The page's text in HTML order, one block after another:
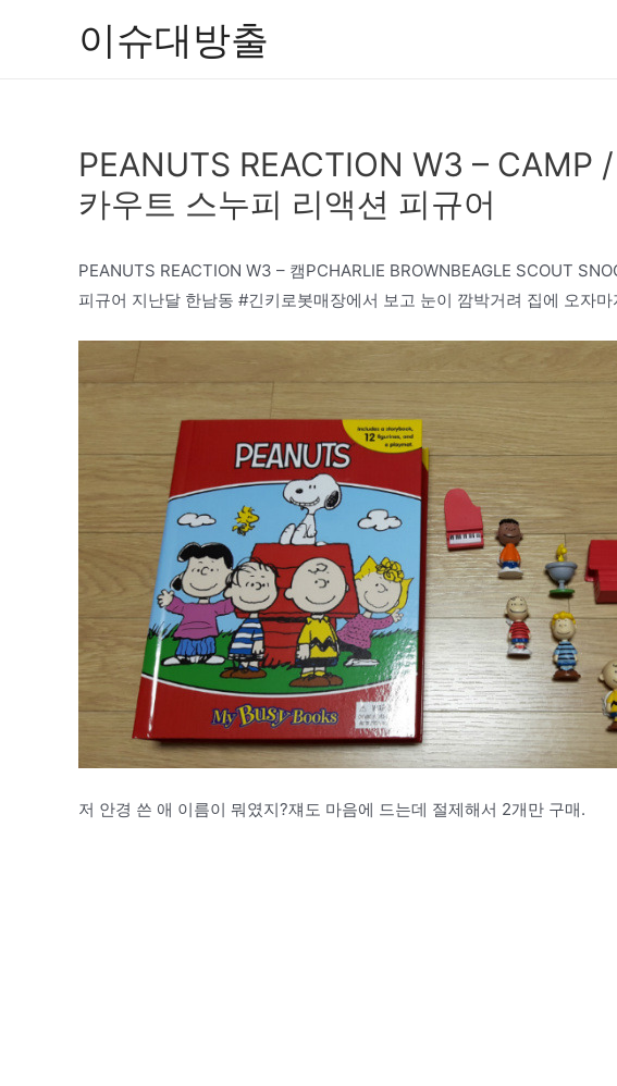
이슈대방출
PEANUTS REACTION W3 – CAMP
카우트 스누피 리액션 피규어
PEANUTS REACTION W3 – 캠PCHARLIE BROWNBEAGLE SCOUT
피규어 지난달 한남동 #긴키로봇매장에서 보고 눈이 깜박거려 집에 오자
저 안경 쓴 애 이름이 뭐였지?쟤도 마음에 드는데 절제해서 2개만 구매.